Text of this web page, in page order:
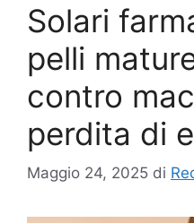
Solari
pelli
contro
perdita di
Maggio 24, 2025 di